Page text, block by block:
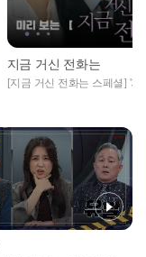
지금 거신 전화는
[지금 거신 전화는 스페셜] '지